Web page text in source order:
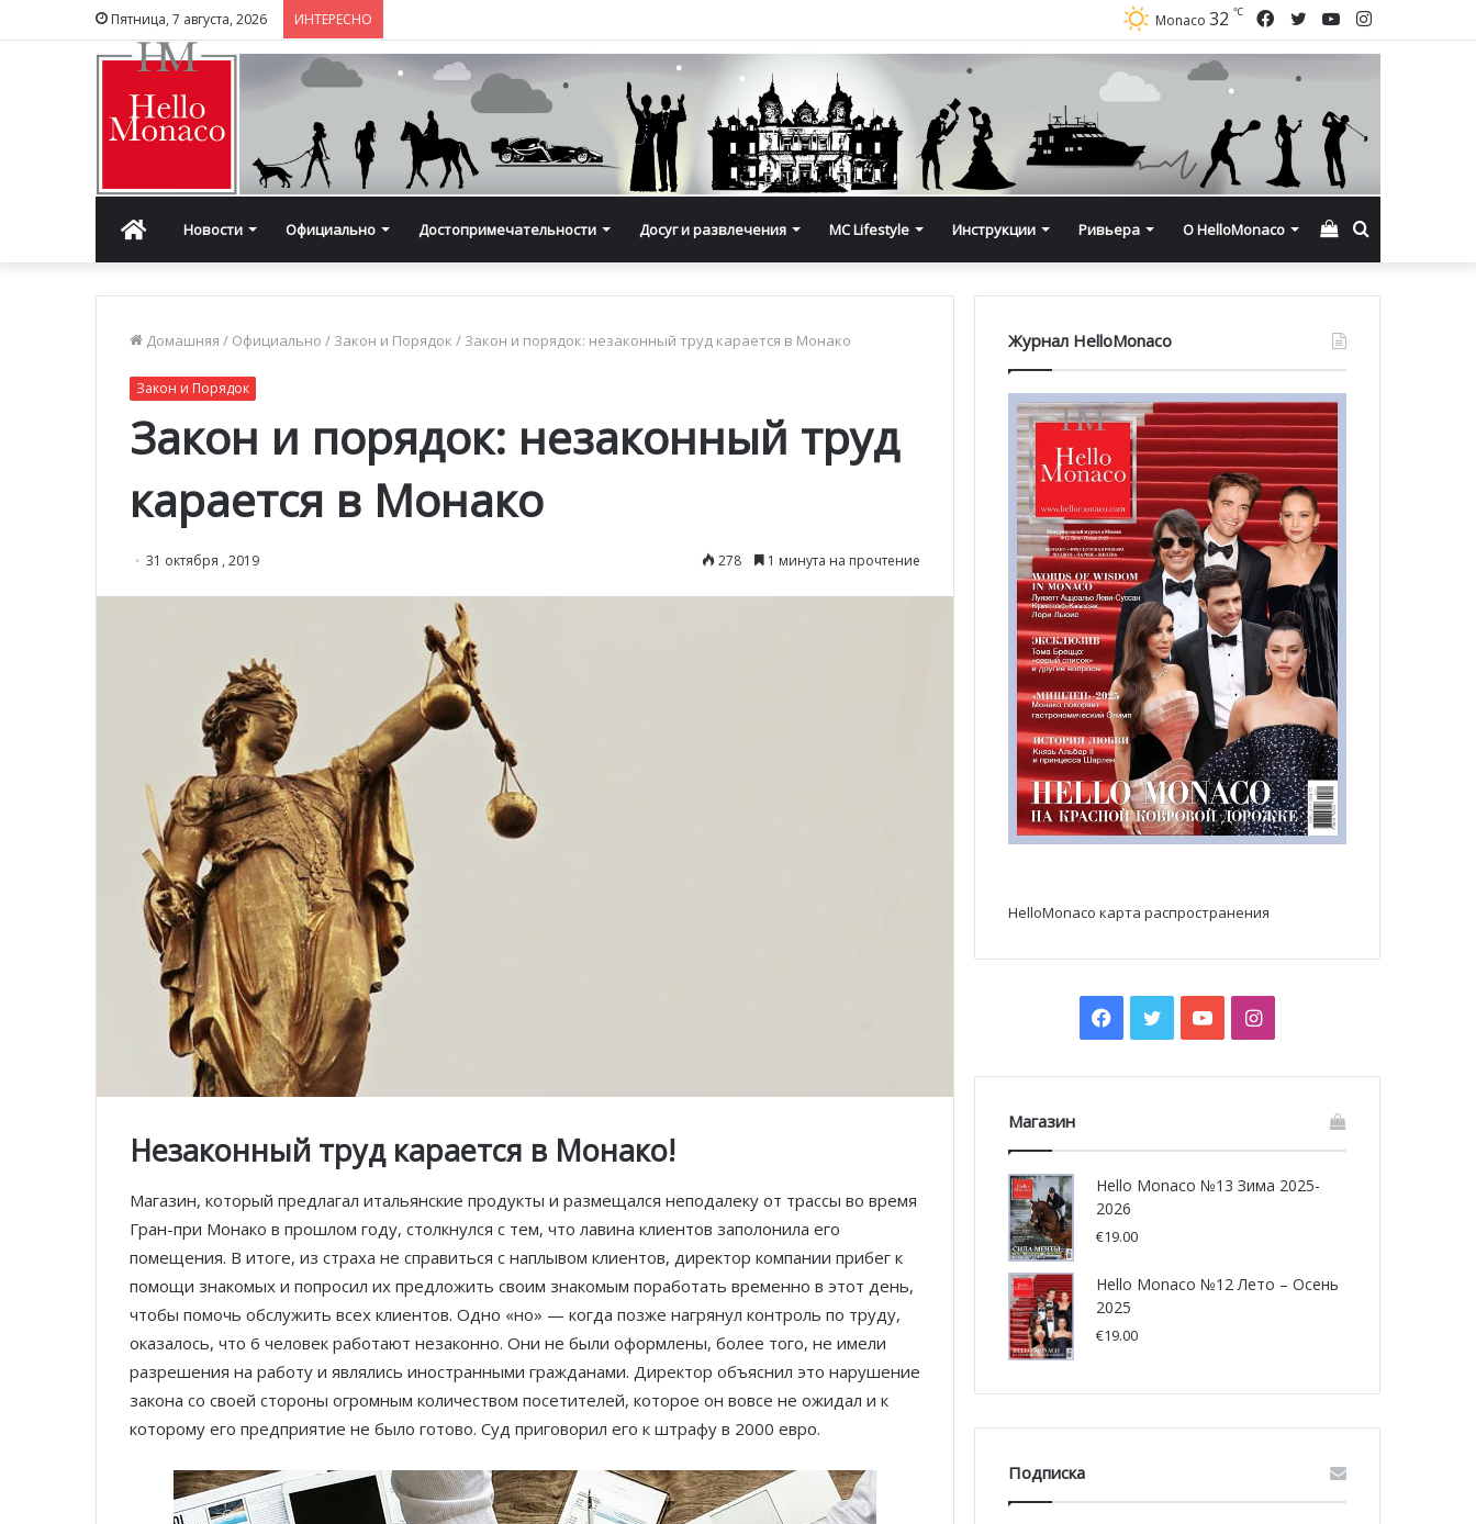
Пятница, 7 августа, 2026 ИНТЕРЕСНО Instagram
YouTube
Twitter
Facebook
Monaco 32 ℃
ГлавнаяНовости Официально Достопримечательности Досуг и развлечения MC Lifestyle Инструкции Ривьера О HelloMonaco Смотреть
корзину
Домашняя / Официально / Закон и Порядок / Закон и порядок: незаконный труд карается в Монако
Закон и Порядок
Закон и порядок: незаконный труд
карается в Монако
31 октября , 2019 278 1 минута на прочтение
Незаконный труд карается в Монако!
Магазин, который предлагал итальянские продукты и размещался неподалеку от трассы во время
Гран-при Монако в прошлом году, столкнулся с тем, что лавина клиентов заполонила его
помещения. В итоге, из страха не справиться с наплывом клиентов, директор компании прибег к
помощи знакомых и попросил их предложить своим знакомым поработать временно в этот день,
чтобы помочь обслужить всех клиентов. Одно «но» — когда позже нагрянул контроль по труду,
оказалось, что 6 человек работают незаконно. Они не были оформлены, более того, не имели
разрешения на работу и являлись иностранными гражданами. Директор объяснил это нарушение
закона со своей стороны огромным количеством посетителей, которое он вовсе не ожидал и к
которому его предприятие не было готово. Суд приговорил его к штрафу в 2000 евро.
Журнал HelloMonaco
HelloMonaco карта распространения
Facebook
TwitterYouTubeInstagram
Магазин
Hello Monaco №13 Зима 2025-
2026
€19.00
Hello Monaco №12 Лето – Осень
2025
€19.00
Подписка